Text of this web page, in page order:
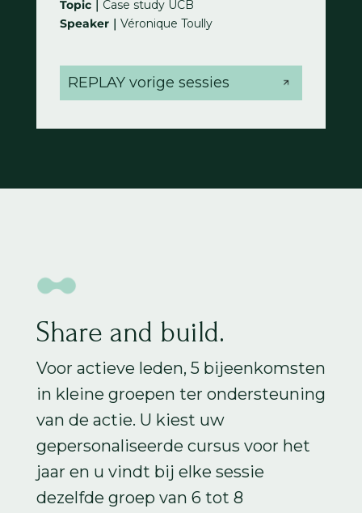
Topic｜ Case study UCB
Speaker｜ Véronique Toully
REPLAY vorige sessies
Share and build.
Voor actieve leden, 5 bijeenkomsten
in kleine groepen ter ondersteuning
van de actie. U kiest uw
gepersonaliseerde cursus voor het
jaar en u vindt bij elke sessie
dezelfde groep van 6 tot 8